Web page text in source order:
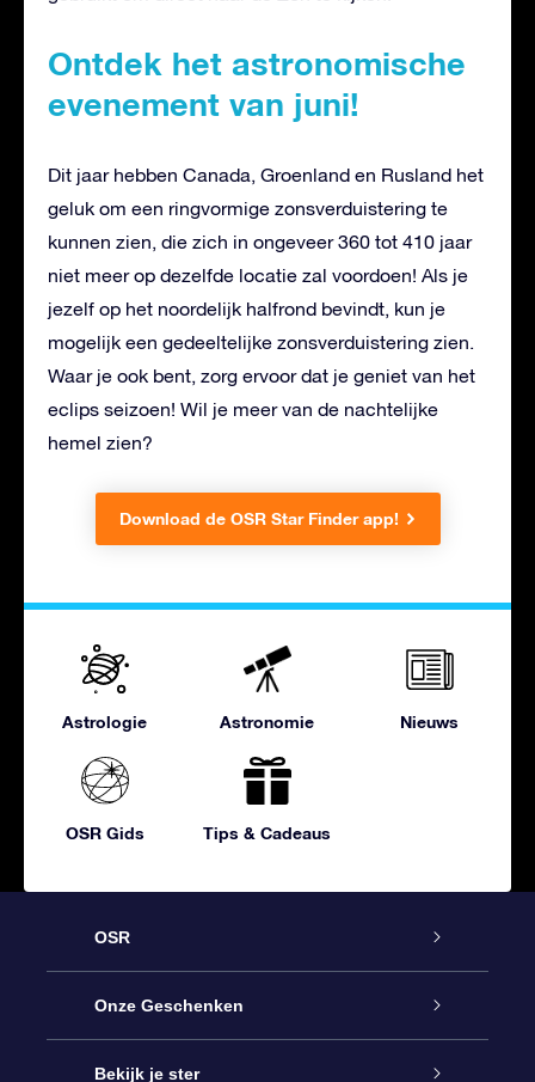
Ontdek het astronomische
evenement van juni!
Dit jaar hebben Canada, Groenland en Rusland het
geluk om een ringvormige zonsverduistering te
kunnen zien, die zich in ongeveer 360 tot 410 jaar
niet meer op dezelfde locatie zal voordoen! Als je
jezelf op het noordelijk halfrond bevindt, kun je
mogelijk een gedeeltelijke zonsverduistering zien.
Waar je ook bent, zorg ervoor dat je geniet van het
eclips seizoen! Wil je meer van de nachtelijke
hemel zien?
Download de OSR Star Finder app!
Astrologie Astronomie Nieuws
OSR Gids Tips & Cadeaus
OSR
Service
Contact
Onze Geschenken
Online Star Gift
Bekijk je ster